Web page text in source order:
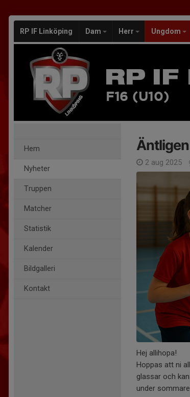
RP IF Linköping Dam Herr Ungdom
F16 (U10)
Hem
Nyheter
Truppen
Matcher
Statistik
Kalender
Bildgalleri
Kontakt
2 aug 2025
Hej allihopa!
Hoppas att ni
glassar och
under